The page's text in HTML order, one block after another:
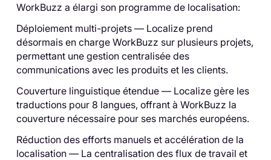
WorkBuzz a élargi son programme de localisation:
Déploiement multi-projets — Localize prend
désormais en charge WorkBuzz sur plusieurs projets,
permettant une gestion centralisée des
communications avec les produits et les clients.
Couverture linguistique étendue — Localize gère les
traductions pour 8 langues, offrant à WorkBuzz la
couverture nécessaire pour ses marchés européens.
Réduction des efforts manuels et accélération de la
localisation — La centralisation des flux de travail et